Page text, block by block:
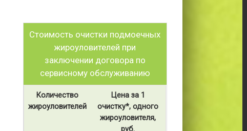
Стоимость очистки подмоечных
жироуловителей при
заключении договора по
сервисному обслуживанию
Количество
жироуловителей
Цена за 1
очистку*, одного
жироуловителя,
руб.